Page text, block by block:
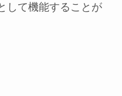
して機能することが